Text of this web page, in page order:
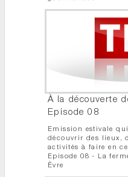
À la découverte
Episode 08
Emission estivale
découvrir des lieux,
activités à faire en
Episode 08 - La
Èvre